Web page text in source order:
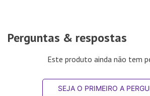
Perguntas & respostas
Este produto ainda não tem
SEJA O PRIMEIRO A